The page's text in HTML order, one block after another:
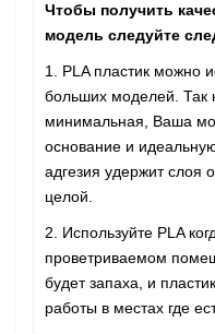
Чтобы получить
модель следуйте
1. PLA пластик можно
больших моделей. Так
минимальная, Ваша
основание и
адгезия удержит слоя
целой.
2. Используйте PLA
проветриваемом
будет запаха, и
работы в местах где